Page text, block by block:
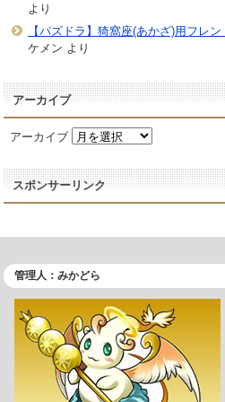
より
【パズドラ】猗窩座(あかざ)用フレ
ケメン より
アーカイブ
アーカイブ
スポンサーリンク
管理人：みかどら